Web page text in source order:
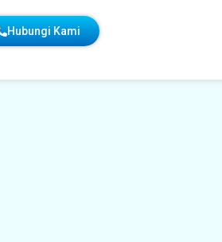
Hubungi Kami